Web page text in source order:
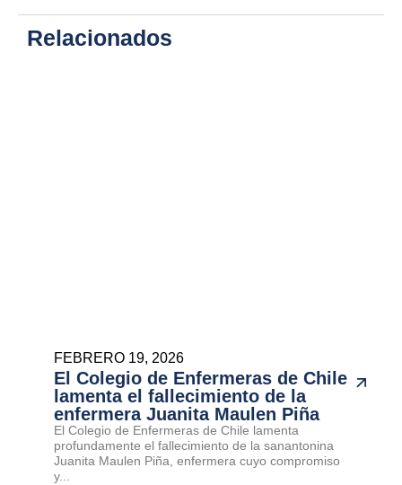
Relacionados
FEBRERO 19, 2026
El Colegio de Enfermeras de Chile
lamenta el fallecimiento de la
enfermera Juanita Maulen Piña
El Colegio de Enfermeras de Chile lamenta
profundamente el fallecimiento de la sanantonina
Juanita Maulen Piña, enfermera cuyo compromiso
y...